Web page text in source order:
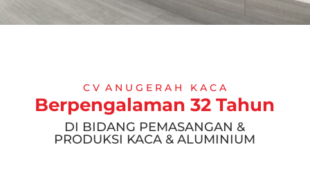
C V A N U G E R A H K A C A
Berpengalaman 32 Tahun
DI BIDANG PEMASANGAN &
PRODUKSI KACA & ALUMINIUM